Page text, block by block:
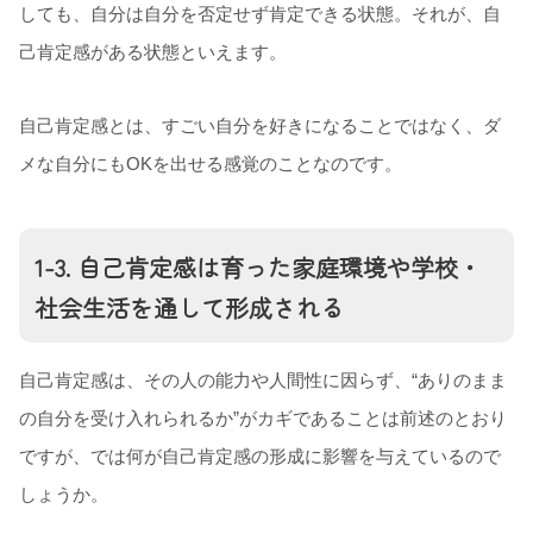
しても、自分は自分を否定せず肯定できる状態。それが、自
己肯定感がある状態といえます。
自己肯定感とは、すごい自分を好きになることではなく、ダ
メな自分にもOKを出せる感覚のことなのです。
1-3. 自己肯定感は育った家庭環境や学校・
社会生活を通して形成される
自己肯定感は、その人の能力や人間性に因らず、“ありのまま
の自分を受け入れられるか”がカギであることは前述のとおり
ですが、では何が自己肯定感の形成に影響を与えているので
しょうか。